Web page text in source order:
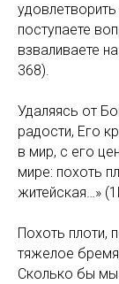
поступаете
взваливаете
368).
Удаляясь от
радости, Его
в мир, с его
мире: похоть
житейская…»
Похоть плоти,
тяжелое
Сколько бы мы